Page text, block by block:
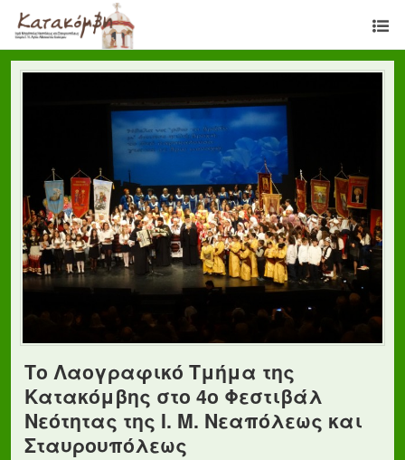
Το Λαογραφικό Τμήμα της
Κατακόμβης στο 4ο Φεστιβάλ
Νεότητας της Ι. Μ. Νεαπόλεως και
Σταυρουπόλεως